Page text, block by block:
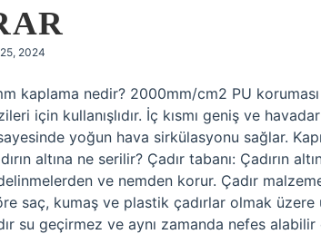
2024
kaplama nedir? 2000mm/cm2 PU
için kullanışlıdır. İç kısmı geniş ve
yoğun hava sirkülasyonu sağlar.
altına ne serilir? Çadır tabanı: Çadırın
ve nemden korur. Çadır
saç, kumaş ve plastik çadırlar olmak üzere
su geçirmez ve aynı zamanda nefes alabilir